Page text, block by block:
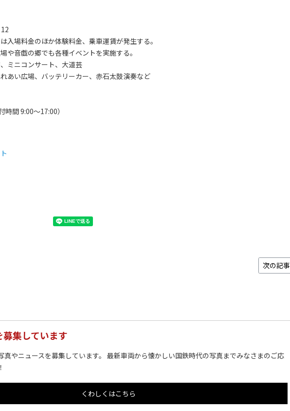
入場料金のほか体験料金、乗車運賃が発生する。
や音戯の郷でも各種イベントを実施する。
ミニコンサート、大道芸
あい広場、バッテリーカー、赤石太鼓演奏など
間 9:00～17:00）
次の記事
集しています
真やニュースを募集しています。 最新車両から懐かしい国鉄時代の写真までみなさまのご応
くわしくはこちら